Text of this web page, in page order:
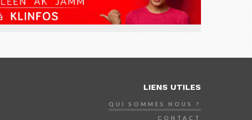
LIENS UTILES
QUI SOMMES NOUS ?
CONTACT